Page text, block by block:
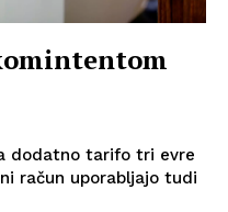
dodatno tarifo tri evre
račun uporabljajo tudi